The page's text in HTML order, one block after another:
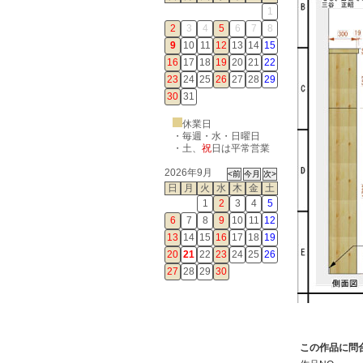
1
2
3 4 5 6 7
8
9
10 11 12 13 14 15
16 17 18 19 20 21 22
23 24 25 26 27 28 29
30 31
休業日
・毎週・水・日曜日
・ 土、 祝日は平常営業
2026年9月
日
月 火 水 木 金
土
1
2 3 4
5
6
7 8 9 10 11 12
13 14 15 16 17 18 19
20 21 22 23 24 25 26
27 28 29 30
この作品に問